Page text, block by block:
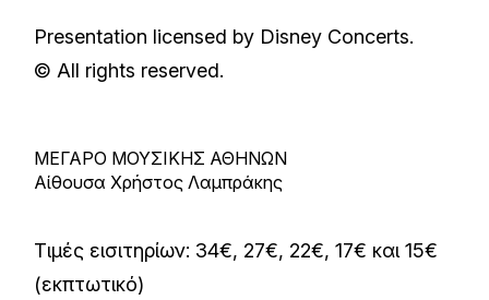
Presentation licensed by Disney Concerts.
© All rights reserved.
ΜΕΓΑΡΟ ΜΟΥΣΙΚΗΣ ΑΘΗΝΩΝ
Αίθουσα Χρήστος Λαμπράκης
Τιμές εισιτηρίων: 34€, 27€, 22€, 17€ και 15€
(εκπτωτικό)